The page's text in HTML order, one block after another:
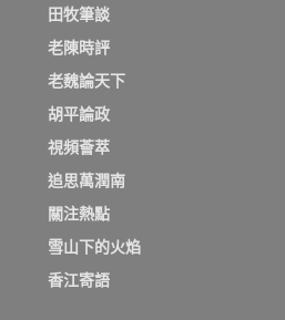
田牧筆談
老陳時評
老魏論天下
胡平論政
視頻薈萃
追思萬潤南
關注熱點
雪山下的火焰
香江寄語